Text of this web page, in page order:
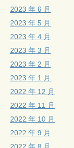
2023 年 6 月
2023 年 5 月
2023 年 4 月
2023 年 3 月
2023 年 2 月
2023 年 1 月
2022 年 12 月
2022 年 11 月
2022 年 10 月
2022 年 9 月
2022 年 8 月